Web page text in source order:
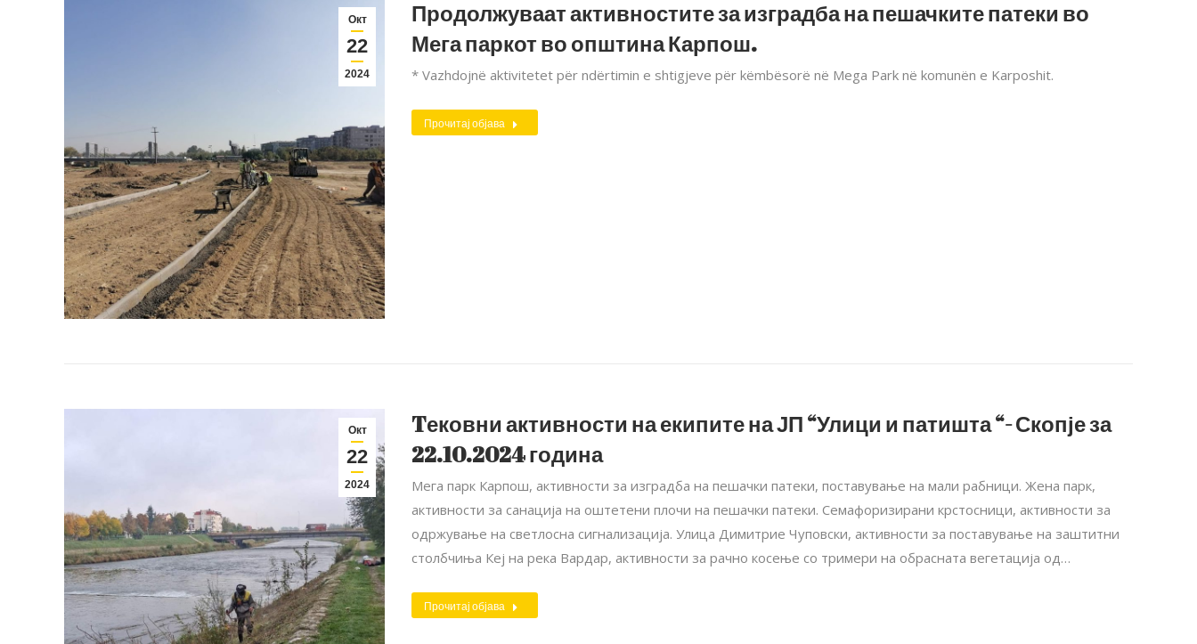
Окт
22
2024
Продолжуваат активностите за изградба на пешачките патеки во
Мега паркот во општина Карпош.
* Vazhdojnë aktivitetet për ndërtimin e shtigjeve për këmbësorë në Mega Park në komunën e Karposhit.
Прочитај објава
Окт
22
2024
Tековни активности на екипите на ЈП “Улици и патишта “- Скопје за
22.10.2024 година
Мега парк Карпош, активности за изградба на пешачки патеки, поставување на мали рабници. Жена парк,
активности за санација на оштетени плочи на пешачки патеки. Семафоризирани крстосници, активности за
одржување на светлосна сигнализација. Улица Димитрие Чуповски, активности за поставување на заштитни
столбчиња Кеј на река Вардар, активности за рачно косење со тримери на обрасната вегетација од…
Прочитај објава